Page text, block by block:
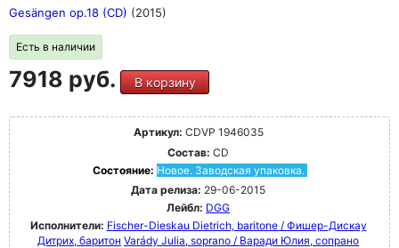
Gesängen op.18 (CD) (2015)
Есть в наличии
7918 руб. В корзину
Артикул: CDVP 1946035
Состав: CD
Состояние: Новое. Заводская упаковка.
Дата релиза: 29-06-2015
Лейбл: DGG
Исполнители: Fischer-Dieskau Dietrich, baritone / Фишер-Дискау
Дитрих, баритон Varády Julia, soprano / Варади Юлия, сопрано